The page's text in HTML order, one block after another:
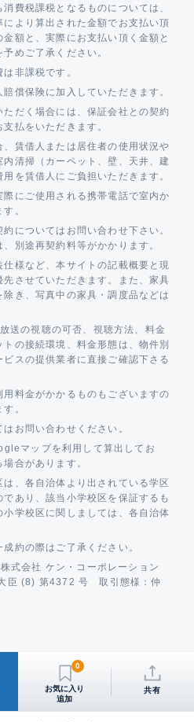
費税課税となるものについては、
より算出された金額でお支払い頂
額と、実際にお支払い頂く金額と
めご了承ください。
非課税です。
償保険に加入していただきます。
だく場合には、保証会社との契約
払をいただきます。
賃借人または居住者の使用状況や
清掃（カーペット、壁、天井、建
を賃借人にご負担いただきます。
にご使用される携帯電話で室内か
。
についてはお問い合わせ下さい。
別途再契約料等がかかります。
様など、本サイトの記載概要と現
させていただきます。また、家具
き、写真中の家具・調度品などは
送の視聴の可否、視聴方法、料金
の接続環境、料金形態は、物件別
スの提供業者に直接ご確認下さる
料金がかかるものもございますの
。
お問い合わせください。
マップを利用して算出してお
合があります。
、各自治体より出されている学区
あり、該当小学校区を保証するも
学校区に関しましては、各自治体
約の際はご了承ください。
式会社 ケン・コーポレーション
臣 (8) 第4372 号 取引態様：仲
0
共有